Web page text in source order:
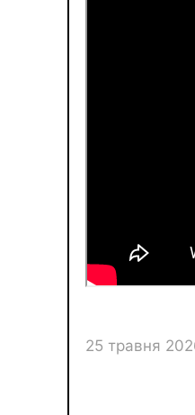
25 травня